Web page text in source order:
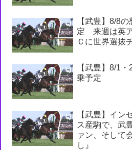
【武豊】8/8
定 来週は英
Ｃに世界選抜
【武豊】8/1
乗予定
【武豊】イン
ス産駒で、武
ァン、そして
し』